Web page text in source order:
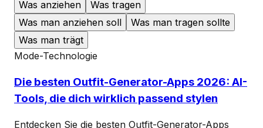
Was anziehen
Was tragen
Was man anziehen soll
Was man tragen sollte
Was man trägt
Mode-Technologie
Die besten Outfit-Generator-Apps 2026: AI-
Tools, die dich wirklich passend stylen
Entdecken Sie die besten Outfit-Generator-Apps